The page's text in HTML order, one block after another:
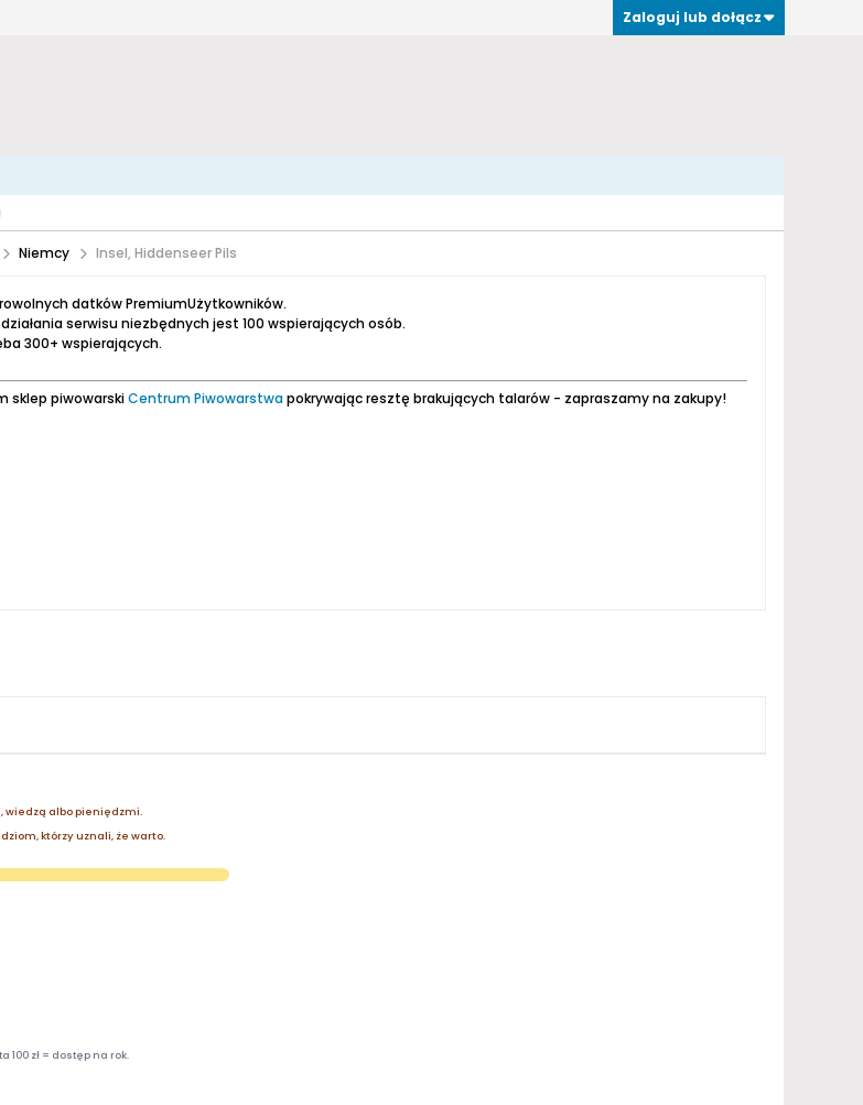
Zaloguj lub dołącz
Niemcy Insel, Hiddenseer Pils
datków PremiumUżytkowników.
serwisu niezbędnych jest 100 wspierających osób.
300+ wspierających.
sklep piwowarskiCentrum Piwowarstwapokrywając resztę brakujących talarów - zapraszamy na zakupy!
wiedzą albo pieniędzmi.
którzy uznali, że warto.
100 zł = dostęp na rok.